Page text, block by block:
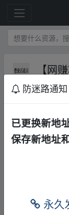
【网
一问”
【揭秘
149 级
引精准粉
下载地址：
防迷路通知
已更换新地
保存新地址
永久